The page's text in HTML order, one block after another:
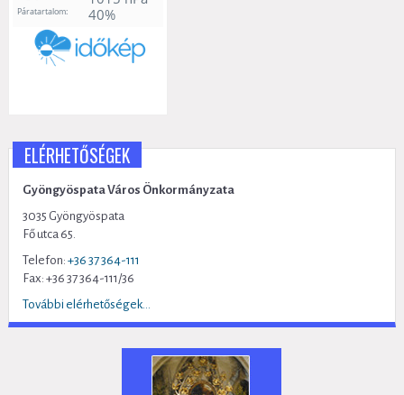
ELÉRHETŐSÉGEK
Gyöngyöspata Város Önkormányzata
3035 Gyöngyöspata
Fő utca 65.
Telefon: +36 37 364-111
Fax: +36 37 364-111/36
További elérhetőségek...